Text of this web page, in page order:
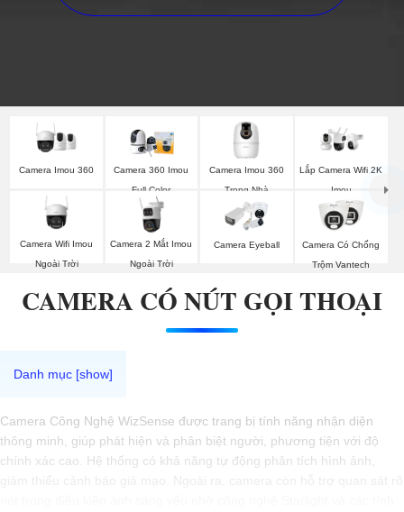
Camera Imou 360
Camera 360 Imou
Full Color
Camera Imou 360
Trong Nhà
Lắp Camera Wifi 2K
Imou
Camera Wifi Imou
Ngoài Trời
Camera 2 Mắt Imou
Ngoài Trời
Camera Eyeball
Camera Có Chống
Trộm Vantech
CAMERA CÓ NÚT GỌI THOẠI
Camera Công Nghệ WizSense được trang bị tính năng nhận diện
thông minh, giúp phát hiện và phân biệt người, phương tiện với độ
chính xác cao. Hệ thống có khả năng tự động phân tích hình ảnh,